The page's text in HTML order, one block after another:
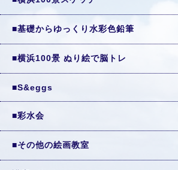
■基礎からゆっくり水彩色鉛筆
■横浜100景 ぬり絵で脳トレ
■S&eggs
■彩水会
■その他の絵画教室